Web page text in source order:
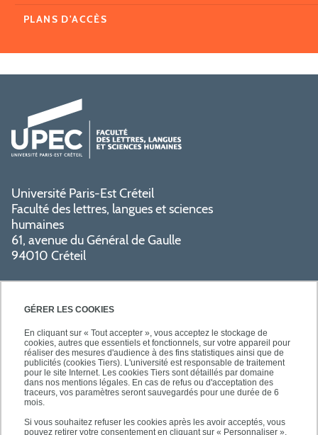
GÉRER LES COOKIES
En cliquant sur « Tout accepter », vous acceptez le stockage de
cookies, autres que essentiels et fonctionnels, sur votre appareil pour
réaliser des mesures d'audience à des fins statistiques ainsi que de
publicités (cookies Tiers). L'université est responsable de traitement
pour le site Internet. Les cookies Tiers sont détaillés par domaine
dans nos mentions légales. En cas de refus ou d'acceptation des
traceurs, vos paramètres seront sauvegardés pour une durée de 6
mois.
Si vous souhaitez refuser les cookies après les avoir acceptés, vous
pouvez retirer votre consentement en cliquant sur « Personnaliser ».
PLANS D'ACCÈS
Université Paris-Est Créteil
Faculté des lettres, langues et sciences
humaines
61, avenue du Général de Gaulle
94010 Créteil
PRATIQUE
NOS FORMATIONS